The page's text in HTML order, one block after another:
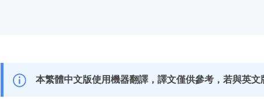
本繁體中文版使用機器翻譯，譯文僅供參考，若與英文